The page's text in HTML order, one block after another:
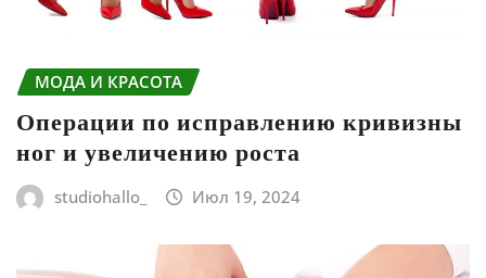
МОДА И КРАСОТА
Операции по исправлению кривизны
ног и увеличению роста
studiohallo_ Июл 19, 2024